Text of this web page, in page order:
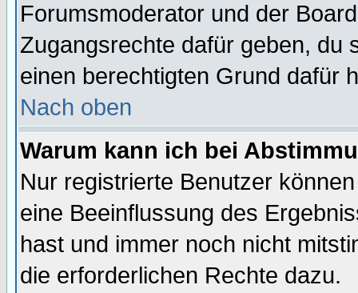
Forumsmoderator und der
Zugangsrechte dafür geben, du
einen berechtigten Grund dafür
Nach oben
Warum kann ich bei
Nur registrierte Benutzer
eine Beeinflussung des
hast und immer noch nicht
die erforderlichen Rechte dazu.